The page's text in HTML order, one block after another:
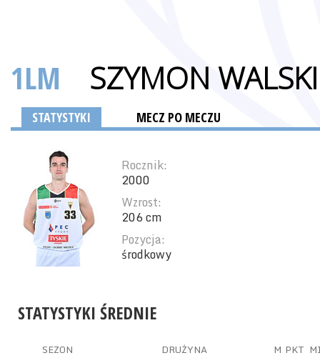
1LM SZYMON WALSKI
STATYSTYKI MECZ PO MECZU
Rocznik:
2000
Wzrost:
206 cm
Pozycja:
środkowy
STATYSTYKI ŚREDNIE
SEZON DRUŻYNA M PKT